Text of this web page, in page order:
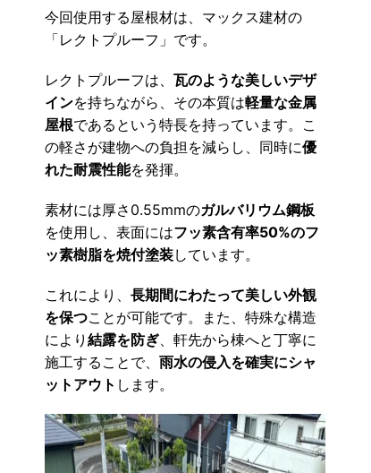
今回使用する屋根材は、マックス建材の
「レクトプルーフ」です。
レクトプルーフは、 瓦のような美しいデザ
インを持ちながら、その本質は軽量な金属
屋根であるという特長を持っています。こ
の軽さが建物への負担を減らし、同時に優
れた耐震性能を発揮。
素材には厚さ0.55mmのガルバリウム鋼板
を使用し、表面にはフッ素含有率50%のフ
ッ素樹脂を焼付塗装しています。
これにより、 長期間にわたって美しい外観
を保つことが可能です。また、特殊な構造
により 結露を防ぎ、軒先から棟へと丁寧に
施工することで、 雨水の侵入を確実にシャ
ットアウト します。